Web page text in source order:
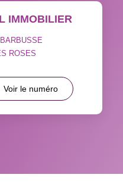
DES MÉNAGES SANS
ET CRÈCHES
IMMOBILIER
ROSES
Voir le numéro